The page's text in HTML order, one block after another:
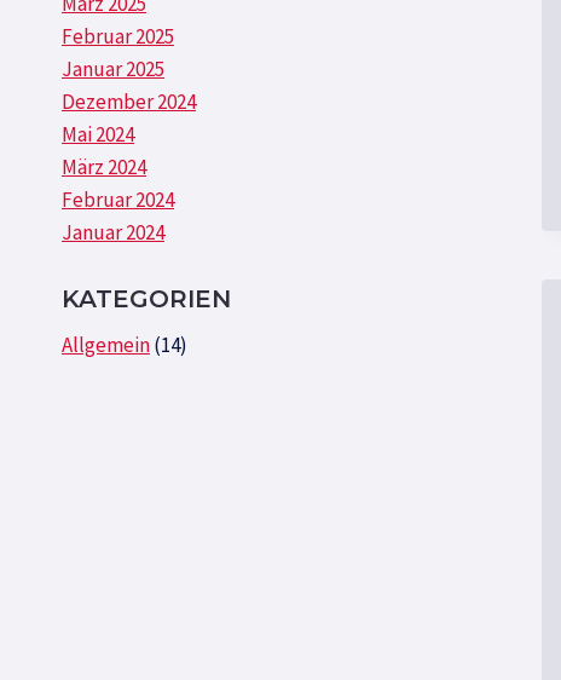
Februar 2025
Januar 2025
Dezember 2024
Mai 2024
März 2024
Februar 2024
Januar 2024
KATEGORIEN
Allgemein(14)